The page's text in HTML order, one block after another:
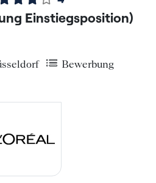
Einstiegsposition)
Bewerbung